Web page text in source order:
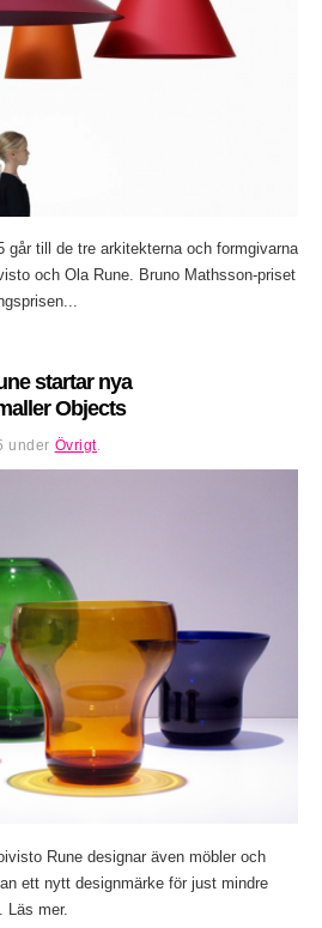
går till de tre arkitekterna och formgivarna
och Ola Rune. Bruno Mathsson-priset
startar nya
Objects
under Övrigt
Rune designar även möbler och
ett nytt designmärke för just mindre
Läs mer.